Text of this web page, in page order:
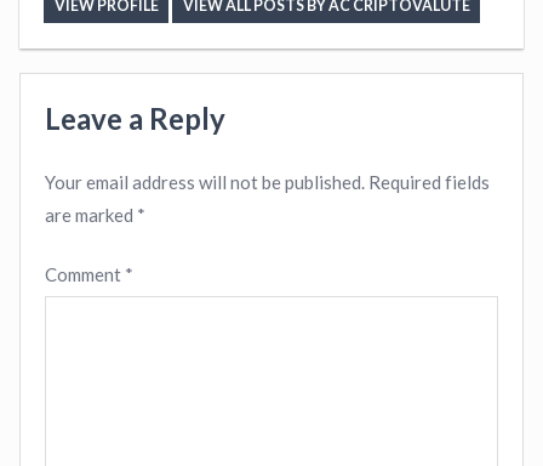
VIEW PROFILE VIEW ALL POSTS BY AC CRIPTOVALUTE
Leave a Reply
Your email address will not be published. Required fields
are marked *
Comment *